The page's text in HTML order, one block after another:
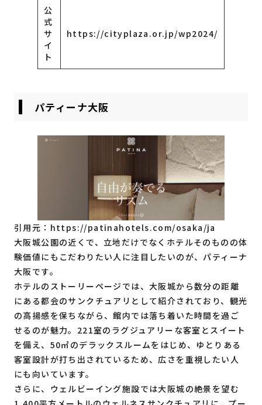
公
式
サ
イ
ト
https://cityplaza.or.jp/wp2024/
パティーナ大阪
引用元： https://patinahotels.com/osaka/ja
大阪城公園の近くで、立地だけでなくホテルそのものの体
験価値にもこだわりたい人に注目したいのが、パティーナ
大阪です。
ホテルのストーリーページでは、大阪城から数分の距離
にある都会のサンクチュアリとして紹介されており、観光
の高揚感を保ちながら、館内では落ち着いた時間を過ご
せるのが魅力。221室のラグジュアリーな客室とスイート
を備え、50㎡のデラックスルームをはじめ、ゆとりある
客室設計が打ち出されているため、広さを重視したい人
にも向いています。
さらに、ウェルビーイング施設では大阪城の絶景を望む